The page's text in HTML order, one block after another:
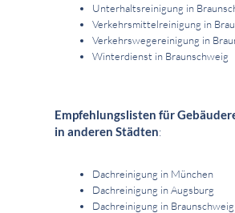
Unterhaltsreinigung in
Verkehrsmittelreinigung in
Verkehrswegereinigung in
Winterdienst in Braunschweig
Empfehlungslisten für
in anderen Städten:
Dachreinigung in München
Dachreinigung in Augsburg
Dachreinigung in Braunschweig